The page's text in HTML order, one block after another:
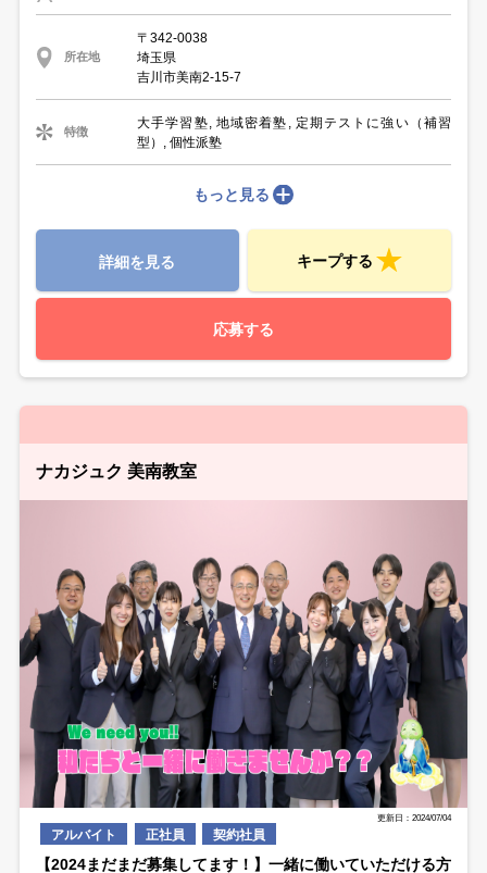
所在地
〒342-0038
埼玉県
吉川市美南2-15-7
特徴
大手学習塾, 地域密着塾, 定期テストに強い（補習
型）, 個性派塾
もっと見る
詳細を見る キープする
応募する
ナカジュク 美南教室
更新日：2024/07/04
アルバイト 正社員 契約社員
【2024まだまだ募集してます！】一緒に働いていただける方